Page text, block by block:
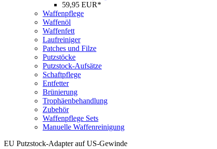
59,95 EUR*
Waffenpflege
Waffenöl
Waffenfett
Laufreiniger
Patches und Filze
Putzstöcke
Putzstock-Aufsätze
Schaftpflege
Entfetter
Brünierung
Trophäenbehandlung
Zubehör
Waffenpflege Sets
Manuelle Waffenreinigung
EU Putzstock-Adapter auf US-Gewinde